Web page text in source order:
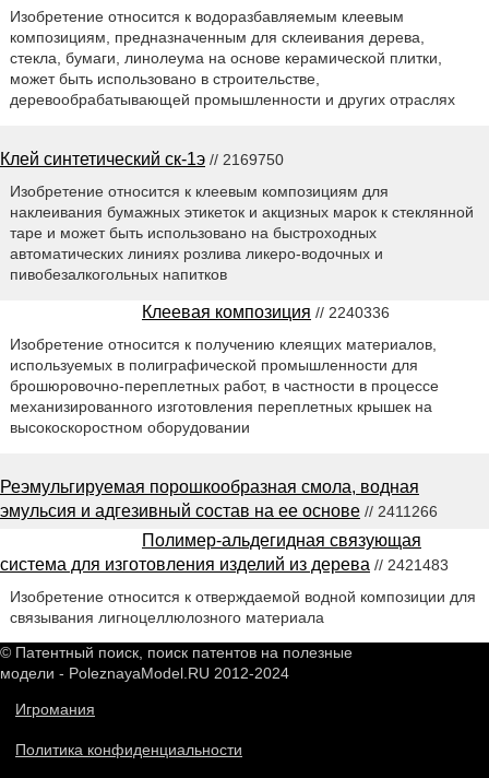
Изобретение относится к водоразбавляемым клеевым
композициям, предназначенным для склеивания дерева,
стекла, бумаги, линолеума на основе керамической плитки,
может быть использовано в строительстве,
деревообрабатывающей промышленности и других отраслях
Клей синтетический ск-1э // 2169750
Изобретение относится к клеевым композициям для
наклеивания бумажных этикеток и акцизных марок к стеклянной
таре и может быть использовано на быстроходных
автоматических линиях розлива ликеро-водочных и
пивобезалкогольных напитков
Клеевая композиция // 2240336
Изобретение относится к получению клеящих материалов,
используемых в полиграфической промышленности для
брошюровочно-переплетных работ, в частности в процессе
механизированного изготовления переплетных крышек на
высокоскоростном оборудовании
Реэмульгируемая порошкообразная смола, водная
эмульсия и адгезивный состав на ее основе // 2411266
Полимер-альдегидная связующая
система для изготовления изделий из дерева // 2421483
Изобретение относится к отверждаемой водной композиции для
связывания лигноцеллюлозного материала
© Патентный поиск, поиск патентов на полезные
модели - PoleznayaModel.RU 2012-2024
Игромания
Политика конфиденциальности